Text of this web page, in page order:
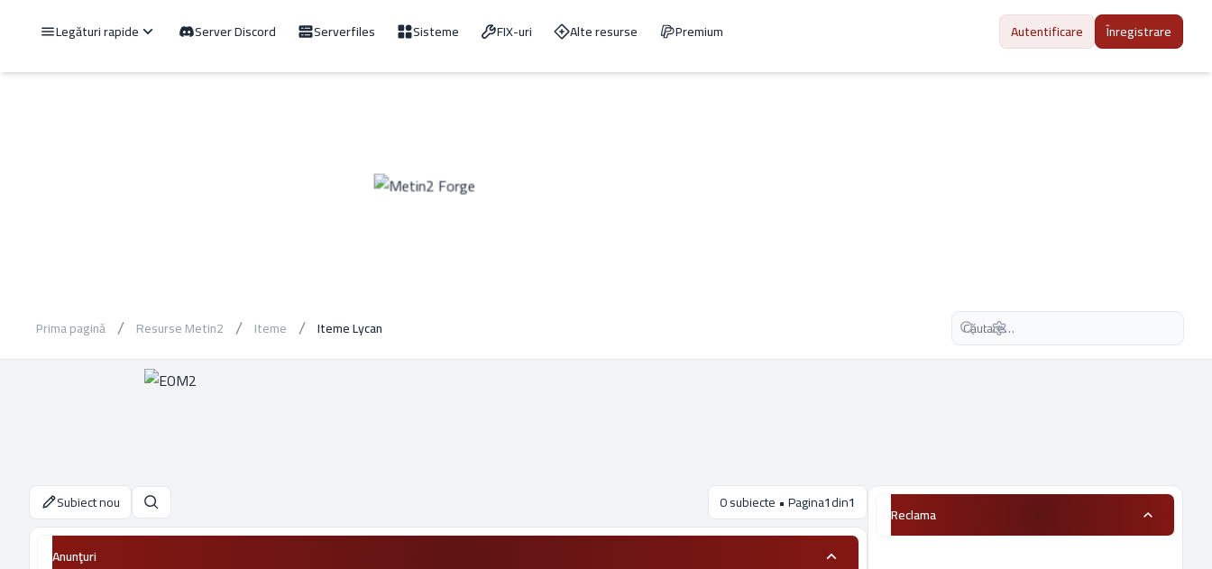
Legături rapide Server Discord Serverfiles Sisteme FIX-uri Alte resurse Premium Autentificare Înregistrare
Prima pagină Resurse Metin2 Iteme Iteme Lycan Căutare avansată
Subiect nou Căutare 0 subiecte • Pagina1din1
Anunţuri
Reclama